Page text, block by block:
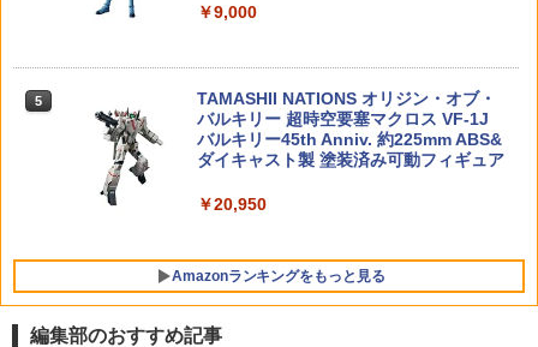
r.〉 【AA002】 (プラモデル)
様版ー (塗装済み可動フィギュア)
￥12,980
￥9,000
5
TAMASHII NATIONS オリジン・オブ・
バルキリー 超時空要塞マクロス VF-1J
バルキリー45th Anniv. 約225mm ABS&
ダイキャスト製 塗装済み可動フィギュア
￥20,950
Amazonランキングをもっと見る
編集部のおすすめ記事